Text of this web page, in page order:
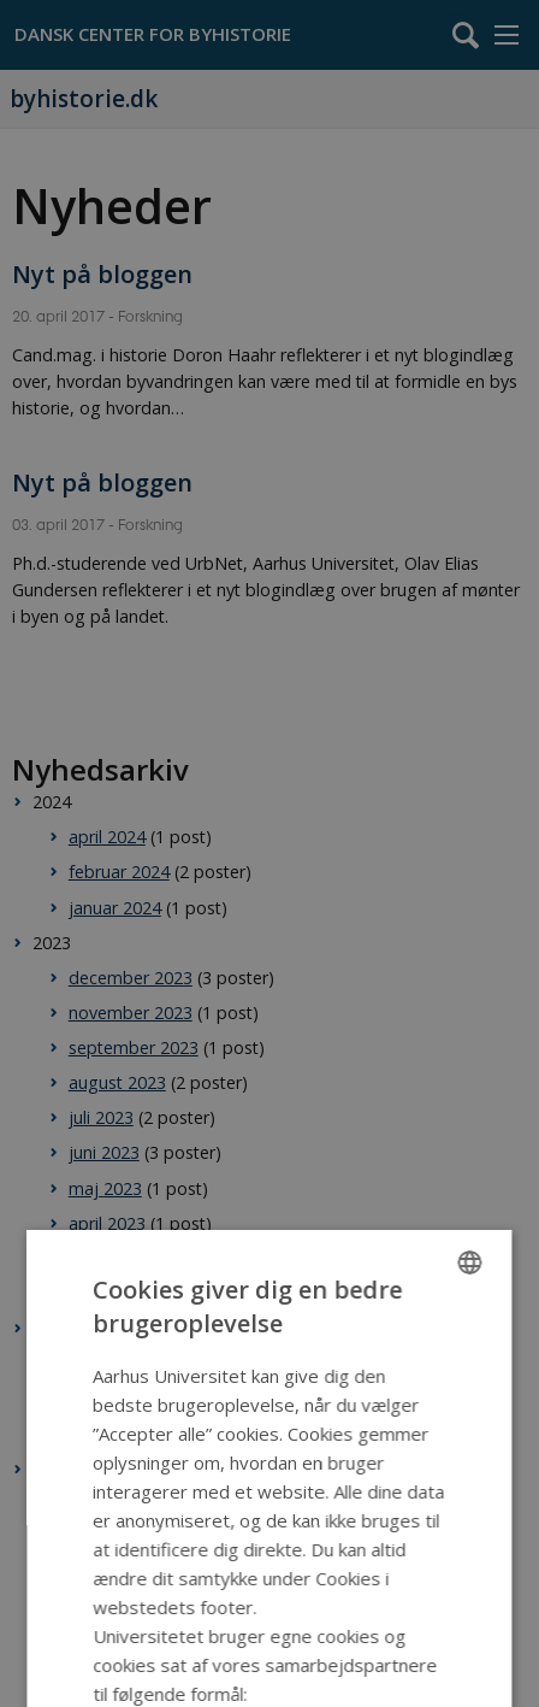
byhistorie.dk
Nyheder
Nyt på bloggen
20. april 2017 - Forskning
Cand.mag. i historie Doron Haahr reflekterer i et nyt blogindlæg
over, hvordan byvandringen kan være med til at formidle en bys
historie, og hvordan…
Nyt på bloggen
03. april 2017 - Forskning
Ph.d.-studerende ved UrbNet, Aarhus Universitet, Olav Elias
Gundersen reflekterer i et nyt blogindlæg over brugen af mønter
i byen og på landet.
Nyhedsarkiv
2024
april 2024(1 post)
februar 2024(2 poster)
januar 2024(1 post)
2023
december 2023 (3 poster)
november 2023 (1 post)
september 2023 (1 post)
august 2023 (2 poster)
juli 2023 (2 poster)
juni 2023 (3 poster)
maj 2023 (1 post)
april 2023 (1 post)
januar 2023(1 post)
oktober 2022(3 poster)
januar 2022(1 post)
december 2021 (1 post)
oktober 2021
(1 post)
september 2021(1 post)
maj 2021(1 post)
april 2021(1 post)
februar 2021(1 post)
Cookies giver dig en bedre
brugeroplevelse
Aarhus Universitet kan give dig den
bedste brugeroplevelse, når du vælger
”Accepter alle” cookies. Cookies gemmer
oplysninger om, hvordan en bruger
interagerer med et website. Alle dine data
er anonymiseret, og de kan ikke bruges til
at identificere dig direkte. Du kan altid
ændre dit samtykke under Cookies i
webstedets footer.
Universitetet bruger egne cookies og
cookies sat af vores samarbejdspartnere
til følgende formål: